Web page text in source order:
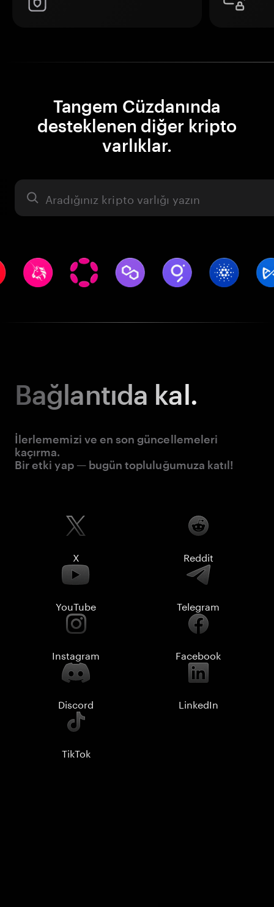
Tangem Cüzdanında
desteklenen diğer kripto
varlıklar.
Varlık
Bağlantıda kal.
İlerlememizi ve en son güncellemeleri
kaçırma.
Bir etki yap — bugün topluluğumuza katıl!
X Reddit
YouTube Telegram
Instagram Facebook
Discord LinkedIn
TikTok